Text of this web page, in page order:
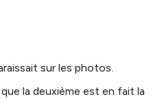
sur les photos.
la deuxième est en fait la